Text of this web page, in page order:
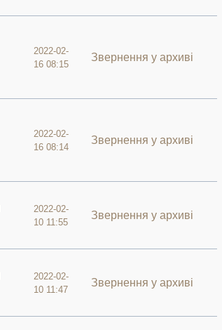
2022-02-
16 08:15
Звернення у архиві
2022-02-
16 08:14
Звернення у архиві
2022-02-
10 11:55
Звернення у архиві
2022-02-
10 11:47
Звернення у архиві